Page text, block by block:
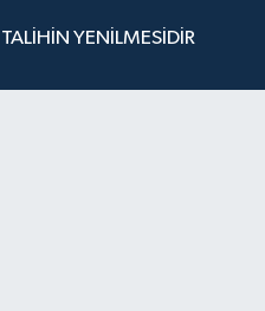
YENİLMESİDİR